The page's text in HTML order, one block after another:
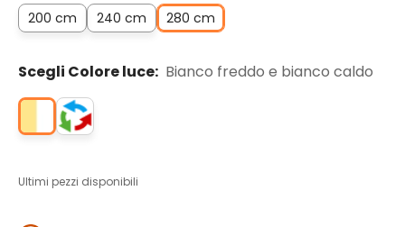
200 cm 240 cm 280 cm
Scegli Colore luce: Bianco freddo e bianco caldo
Ultimi pezzi disponibili